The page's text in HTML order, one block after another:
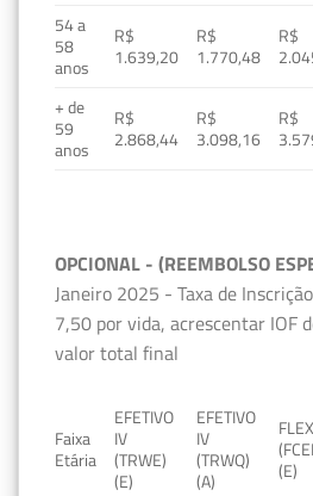
54 a
58
anos
R$
1.639,20
R$
1.770,48
R$
+ de
59
anos
R$
2.868,44
R$
3.098,16
R$
OPCIONAL - (REEMBOLSO
Janeiro 2025 - Taxa de
7,50 por vida, acrescentar IOF
valor total final
Faixa
Etária
EFETIVO
IV
(TRWE)
(E)
EFETIVO
IV
(TRWQ)
(A)
FLEX
(E)